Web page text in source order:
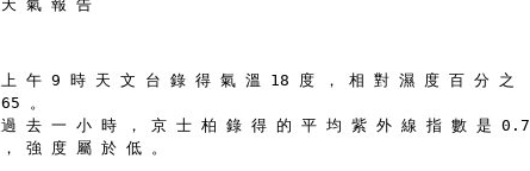
天 氣 報 告
上 午 9 時 天 文 台 錄 得 氣 溫 18 度 ， 相 對 濕 度 百 分 之
65 。
過 去 一 小 時 ， 京 士 柏 錄 得 的 平 均 紫 外 線 指 數 是 0.7
， 強 度 屬 於 低 。